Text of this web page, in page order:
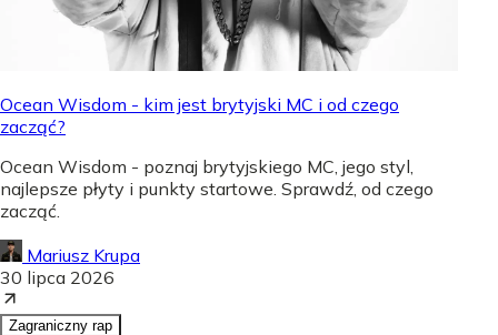
Ocean Wisdom - kim jest brytyjski MC i od czego
zacząć?
Ocean Wisdom - poznaj brytyjskiego MC, jego styl,
najlepsze płyty i punkty startowe. Sprawdź, od czego
zacząć.
Mariusz Krupa
30 lipca 2026
Zagraniczny rap